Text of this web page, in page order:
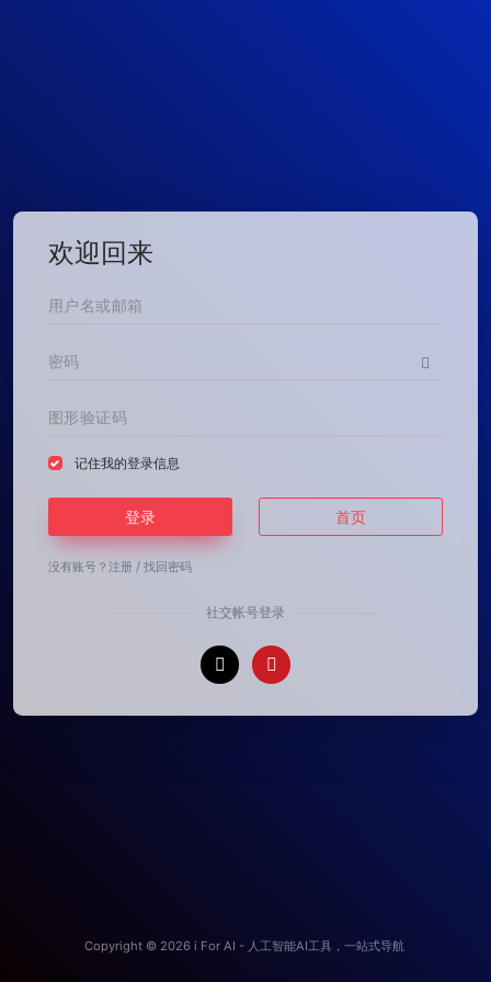
欢迎回来
记住我的登录信息
登录 首页
没有账号？ 注册 / 找回密码
社交帐号登录
Copyright © 2026 i For AI - 人工智能AI工具，一站式导航